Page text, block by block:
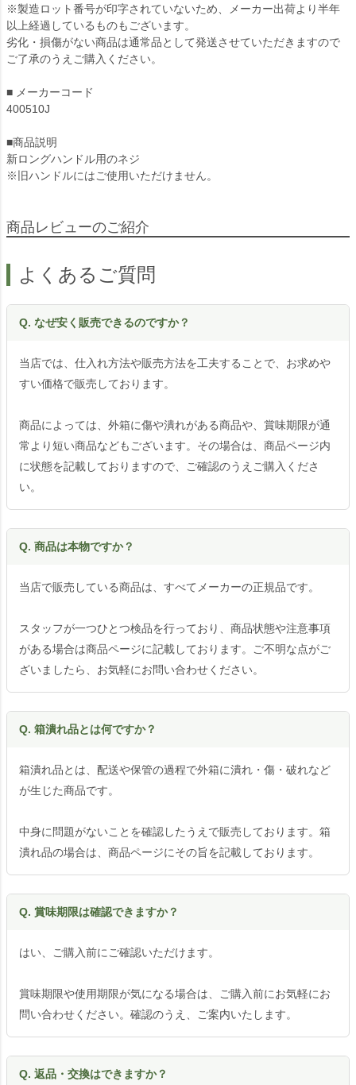
※製造ロット番号が印字されていないため、メーカー出荷より半年
以上経過しているものもございます。
劣化・損傷がない商品は通常品として発送させていただきますので
ご了承のうえご購入ください。
■ メーカーコード
400510J
■商品説明
新ロングハンドル用のネジ
※旧ハンドルにはご使用いただけません。
商品レビューのご紹介
よくあるご質問
Q. なぜ安く販売できるのですか？
当店では、仕入れ方法や販売方法を工夫することで、お求めや
すい価格で販売しております。
商品によっては、外箱に傷や潰れがある商品や、賞味期限が通
常より短い商品などもございます。その場合は、商品ページ内
に状態を記載しておりますので、ご確認のうえご購入くださ
い。
Q. 商品は本物ですか？
当店で販売している商品は、すべてメーカーの正規品です。
スタッフが一つひとつ検品を行っており、商品状態や注意事項
がある場合は商品ページに記載しております。ご不明な点がご
ざいましたら、お気軽にお問い合わせください。
Q. 箱潰れ品とは何ですか？
箱潰れ品とは、配送や保管の過程で外箱に潰れ・傷・破れなど
が生じた商品です。
中身に問題がないことを確認したうえで販売しております。箱
潰れ品の場合は、商品ページにその旨を記載しております。
Q. 賞味期限は確認できますか？
はい、ご購入前にご確認いただけます。
賞味期限や使用期限が気になる場合は、ご購入前にお気軽にお
問い合わせください。確認のうえ、ご案内いたします。
Q. 返品・交換はできますか？